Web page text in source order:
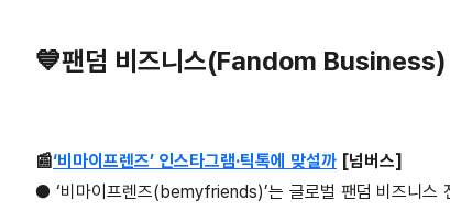
💙팬덤 비즈니스(Fandom Business)
📰‘비마이프렌즈’ 인스타그램·틱톡에 맞설까 [넘버스]
●‘비마이프렌즈(bemyfriends)’는 글로벌 팬덤 비즈니